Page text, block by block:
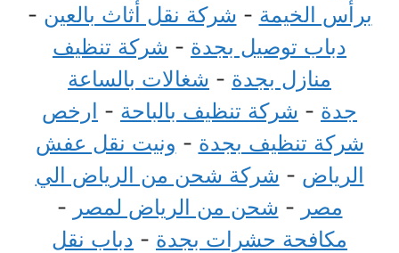
برأس الخيمة - شركة نقل أثاث بالعين -
دباب توصيل بجدة - شركة تنظيف
منازل بجدة - شغالات بالساعة
جدة - شركة تنظيف بالباحة - ارخص
شركة تنظيف بجدة - ونيت نقل عفش
الرياض - شركة شحن من الرياض الي
مصر - شحن من الرياض لمصر -
مكافحة حشرات بجدة - دباب نقل